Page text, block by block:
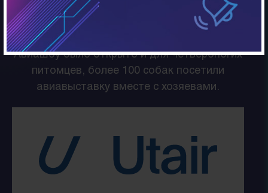
птичьего полета на современных
модификациях вертолета Ми-8.
Авиашоу было открыто и для четвероногих
питомцев, более 100 собак посетили
авиавыставку вместе с хозяевами.